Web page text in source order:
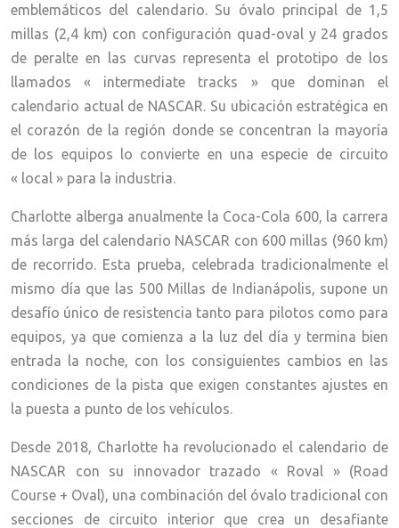
emblemáticos del calendario. Su óvalo principal de 1,5
millas (2,4 km) con configuración quad-oval y 24 grados
de peralte en las curvas representa el prototipo de los
llamados « intermediate tracks » que dominan el
calendario actual de NASCAR. Su ubicación estratégica en
el corazón de la región donde se concentran la mayoría
de los equipos lo convierte en una especie de circuito
« local » para la industria.
Charlotte alberga anualmente la Coca-Cola 600, la carrera
más larga del calendario NASCAR con 600 millas (960 km)
de recorrido. Esta prueba, celebrada tradicionalmente el
mismo día que las 500 Millas de Indianápolis, supone un
desafío único de resistencia tanto para pilotos como para
equipos, ya que comienza a la luz del día y termina bien
entrada la noche, con los consiguientes cambios en las
condiciones de la pista que exigen constantes ajustes en
la puesta a punto de los vehículos.
Desde 2018, Charlotte ha revolucionado el calendario de
NASCAR con su innovador trazado « Roval » (Road
Course + Oval), una combinación del óvalo tradicional con
secciones de circuito interior que crea un desafiante